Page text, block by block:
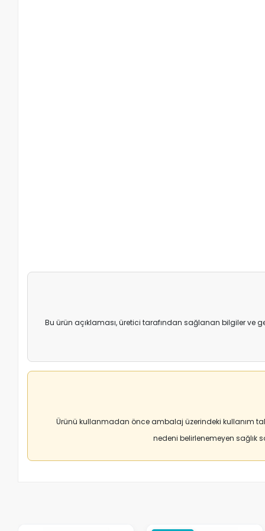
Bu ürün açıklaması, üretici tarafından sağlanan bilgiler ve
Ürünü kullanmadan önce ambalaj üzerindeki kullanım
nedeni belirlenemeyen sağlık